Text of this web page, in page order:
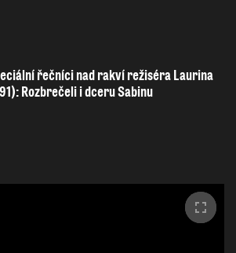
řečníci nad rakví režiséra Laurina
Rozbrečeli i dceru Sabinu